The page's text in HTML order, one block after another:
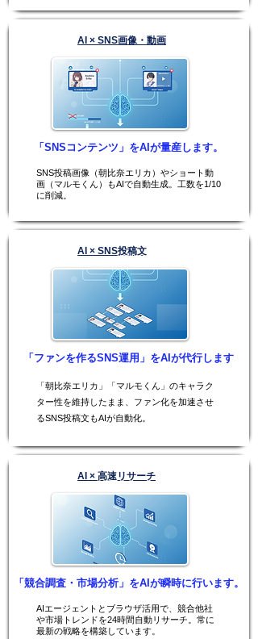
AI × SNS画像・動画
「SNSコンテンツ」をAIが量産します。
SNS投稿画像（朝比奈エリカ）やショート動
画（マルモくん）もAIで自動生成。工数を1/10
に削減。
AI × SNS投稿文
「ファンを作るSNS運用」をAIが代行します
「朝比奈エリカ」「マルモくん」のキャラク
ター性を維持したまま、ファン化を加速させ
るSNS投稿文もAIが自動化。
AI × 高速リサーチ
「競合調査・市場分析」をAIが瞬時に行います。
AIエージェントとブラウザ活用で、競合他社
や市場トレンドを24時間自動リサーチ。常に
最新の戦略を構築しています。